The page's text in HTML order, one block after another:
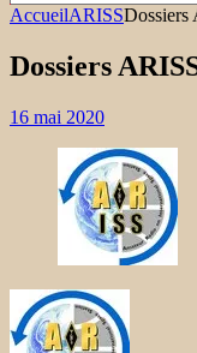
AccueilARISSDossiers
Dossiers
16 mai 2020